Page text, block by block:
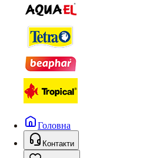
Головна
Контакти